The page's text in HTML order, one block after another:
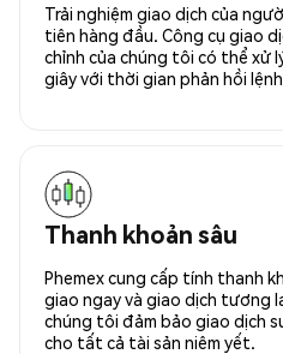
Trải nghiệm giao dịch của
tiên hàng đầu. Công cụ giao
chỉnh của chúng tôi có thể xử
giây với thời gian phản hồi
Thanh khoản sâu
Phemex cung cấp tính thanh
giao ngay và giao dịch tương
chúng tôi đảm bảo giao dịch
cho tất cả tài sản niêm yết.